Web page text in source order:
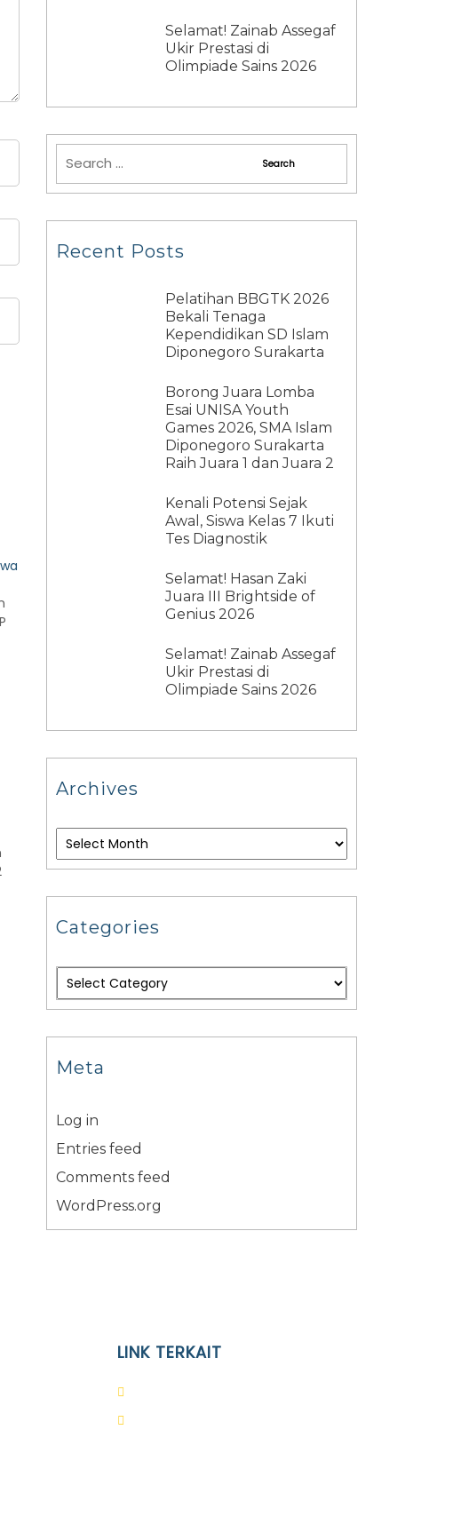
Selamat! Zainab Assegaf
Ukir Prestasi di
Olimpiade Sains 2026
Recent Posts
Pelatihan BBGTK 2026
Bekali Tenaga
Kependidikan SD Islam
Diponegoro Surakarta
Borong Juara Lomba
Esai UNISA Youth
Games 2026, SMA Islam
Diponegoro Surakarta
Raih Juara 1 dan Juara 2
Kenali Potensi Sejak
Awal, Siswa Kelas 7 Ikuti
Tes Diagnostik
Selamat! Hasan Zaki
Juara III Brightside of
Genius 2026
Selamat! Zainab Assegaf
Ukir Prestasi di
Olimpiade Sains 2026
Archives
Categories
Meta
Log in
Entries feed
Comments feed
WordPress.org
LINK TERKAIT